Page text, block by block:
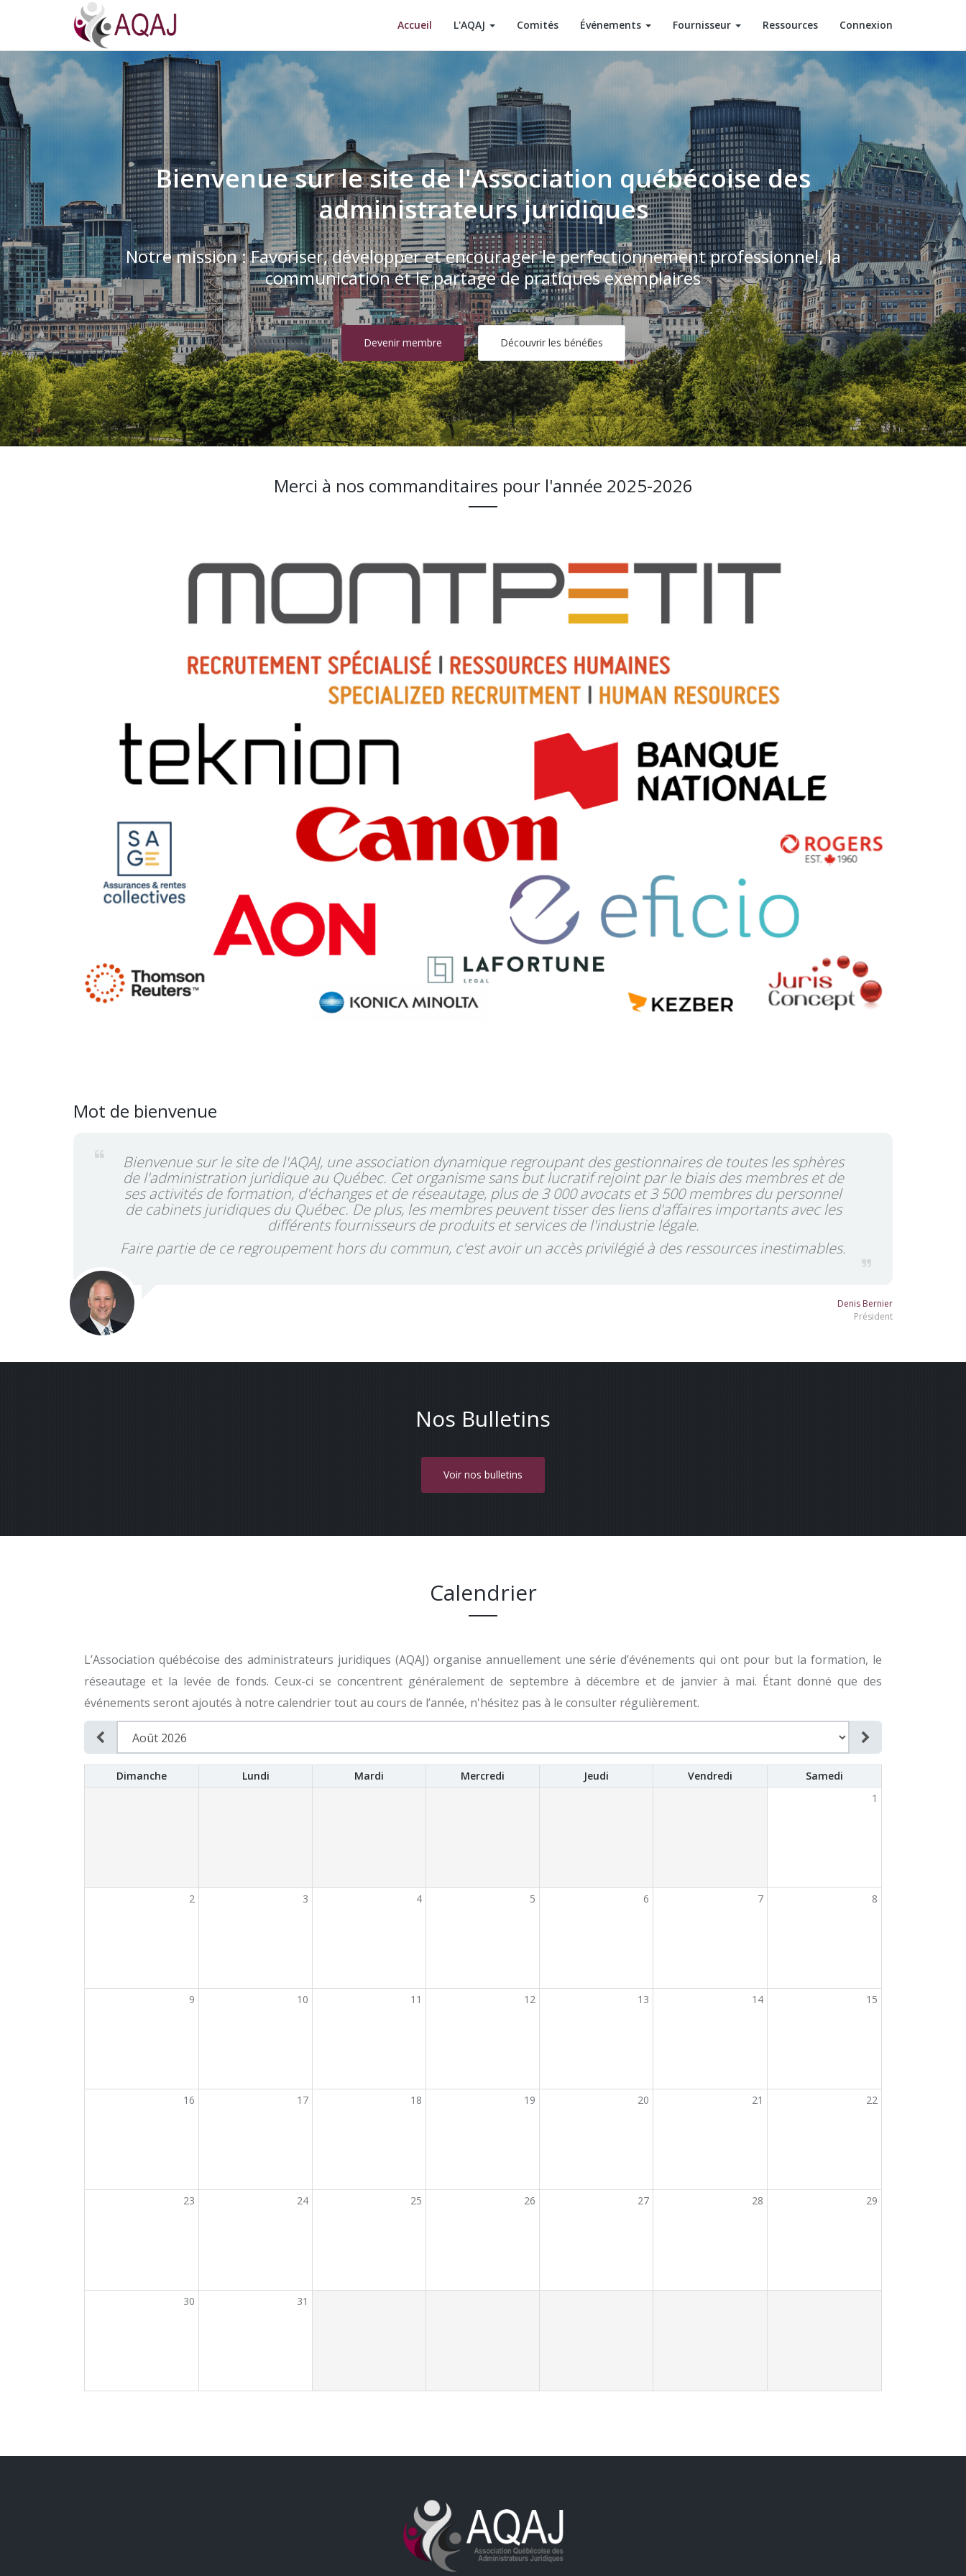
Accueil L'AQAJ Comités Événements Fournisseur Ressources Connexion
Bienvenue sur le site de l'Association québécoise des
administrateurs juridiques
Notre mission : Favoriser, développer et encourager le perfectionnement professionnel, la
communication et le partage de pratiques exemplaires
Devenir membre Découvrir les bénéfices
Merci à nos commanditaires pour l'année 2025-2026
Mot de bienvenue
Bienvenue sur le site de l'AQAJ, une association dynamique regroupant des gestionnaires de toutes les sphères
de l'administration juridique au Québec. Cet organisme sans but lucratif rejoint par le biais des membres et de
ses activités de formation, d'échanges et de réseautage, plus de 3 000 avocats et 3 500 membres du personnel
de cabinets juridiques du Québec. De plus, les membres peuvent tisser des liens d'affaires importants avec les
différents fournisseurs de produits et services de l'industrie légale.
Faire partie de ce regroupement hors du commun, c'est avoir un accès privilégié à des ressources inestimables.
Denis Bernier
Président
Nos Bulletins
Voir nos bulletins
Calendrier
L’Association québécoise des administrateurs juridiques (AQAJ) organise annuellement une série d’événements qui ont pour but la formation, le
réseautage et la levée de fonds. Ceux-ci se concentrent généralement de septembre à décembre et de janvier à mai. Étant donné que des
événements seront ajoutés à notre calendrier tout au cours de l’année, n'hésitez pas à le consulter régulièrement.
Dimanche Lundi Mardi Mercredi Jeudi Vendredi
Samedi
1
2 3 4 5 6 7 8
9 10 11 12 13 14 15
16 17 18 19 20 21 22
23 24 25 26 27 28 29
30 31